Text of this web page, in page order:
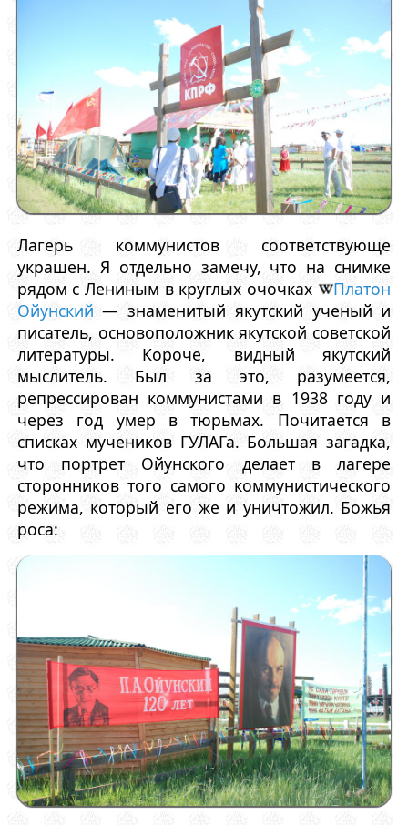
Лагерь коммунистов соответствующе
украшен. Я отдельно замечу, что на снимке
рядом с Лениным в круглых очочках
Платон
Ойунский — знаменитый якутский ученый и
писатель, основоположник якутской советской
литературы. Короче, видный якутский
мыслитель. Был за это, разумеется,
репрессирован коммунистами в 1938 году и
через год умер в тюрьмах. Почитается в
списках мучеников ГУЛАГа. Большая загадка,
что портрет Ойунского делает в лагере
сторонников того самого коммунистического
режима, который его же и уничтожил. Божья
роса: